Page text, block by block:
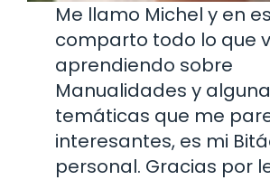
Me llamo Michel y en
comparto todo lo que
aprendiendo sobre
Manualidades y
temáticas que me
interesantes, es mi
personal. Gracias por